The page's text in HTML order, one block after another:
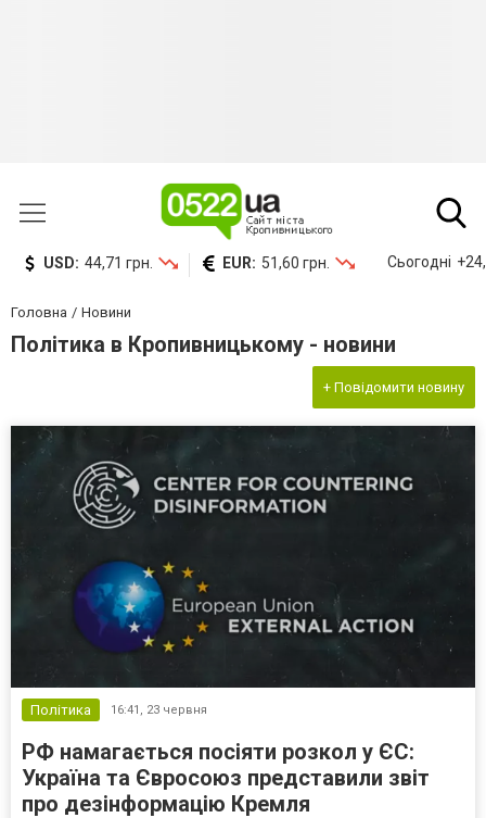
USD: 44,71 грн. EUR: 51,60 грн. Сьогодні
Головна Новини
Політика в Кропивницькому - новини
+ Повідомити новину
Політика 16:41, 23 червня
РФ намагається посіяти розкол у ЄС:
Україна та Євросоюз представили звіт
про дезінформацію Кремля